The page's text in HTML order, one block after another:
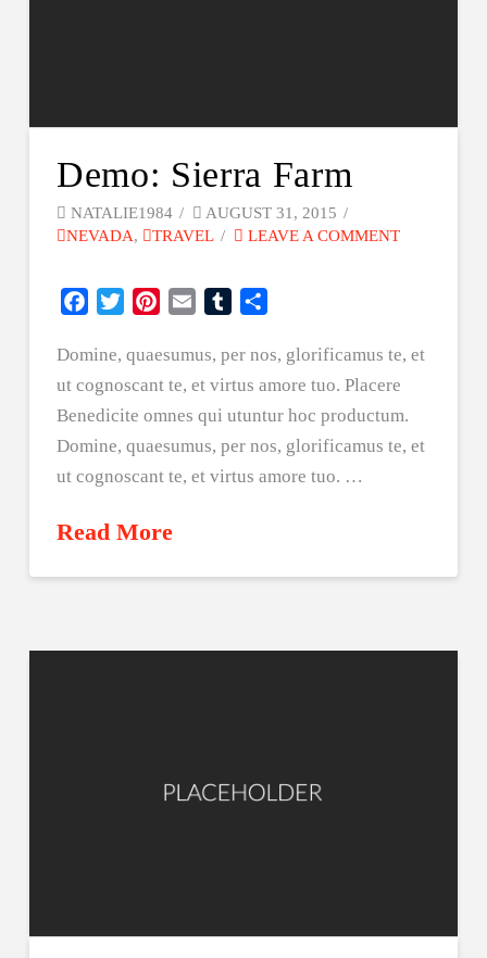
Demo: Sierra Farm
NATALIE1984
AUGUST 31, 2015
NEVADA, TRAVEL LEAVE A COMMENT
Facebook
Twitter PinterestEmail Tumblr
Domine, quaesumus, per nos, glorificamus te, et
ut cognoscant te, et virtus amore tuo. Placere
Benedicite omnes qui utuntur hoc productum.
Domine, quaesumus, per nos, glorificamus te, et
ut cognoscant te, et virtus amore tuo. …
Read More